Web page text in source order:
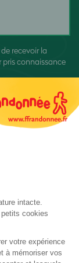
recevoir la
pris connaissance
intacte.
cookies
votre expérience
à mémoriser vos